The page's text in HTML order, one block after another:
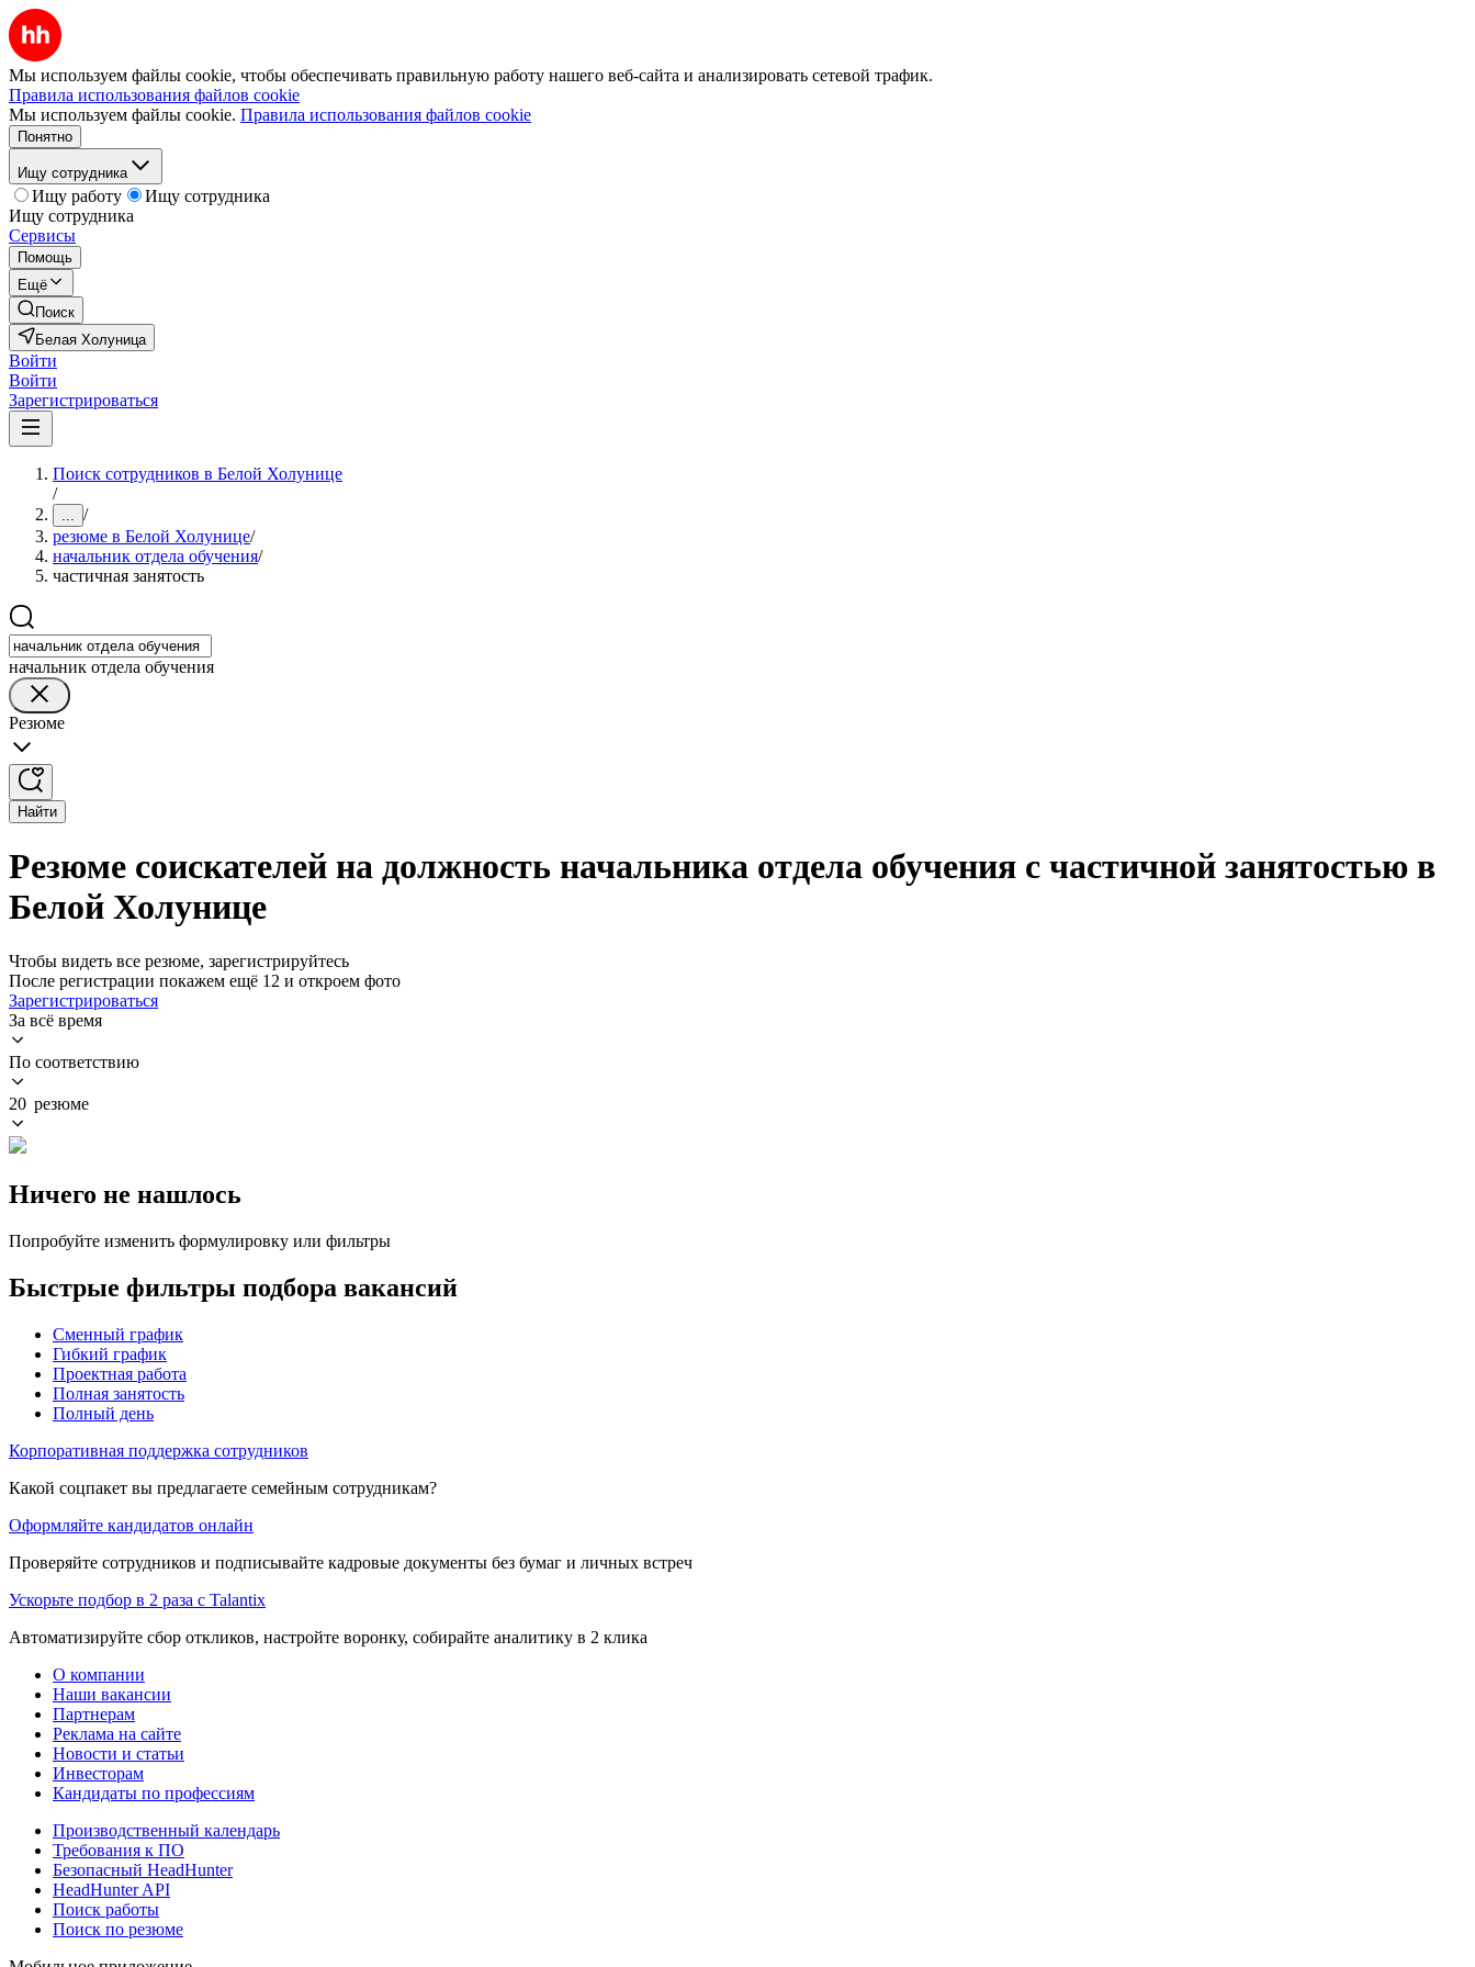
Мы используем файлы cookie, чтобы обеспечивать правильную работу нашего веб-сайта и анализировать сетевой трафик.
Правила использования файлов cookie
Мы используем файлы cookie. Правила использования файлов cookie
Понятно
Ищу сотрудника
Ищу работу
Ищу сотрудника
Ищу сотрудника
Сервисы
Помощь
Ещё
Поиск
Белая Холуница
Войти
Войти
Зарегистрироваться
Поиск сотрудников в Белой Холунице
/
... /
резюме в Белой Холунице/
начальник отдела обучения/
частичная занятость
начальник отдела обучения
Резюме
Найти
Резюме соискателей на должность начальника отдела обучения с частичной занятостью в
Белой Холунице
Чтобы видеть все резюме, зарегистрируйтесь
После регистрации покажем ещё 12 и откроем фото
Зарегистрироваться
За всё время
По соответствию
20 резюме
Ничего не нашлось
Попробуйте изменить формулировку или фильтры
Быстрые фильтры подбора вакансий
Сменный график
Гибкий график
Проектная работа
Полная занятость
Полный день
Корпоративная поддержка сотрудников
Какой соцпакет вы предлагаете семейным сотрудникам?
Оформляйте кандидатов онлайн
Проверяйте сотрудников и подписывайте кадровые документы без бумаг и личных встреч
Ускорьте подбор в 2 раза с Talantix
Автоматизируйте сбор откликов, настройте воронку, собирайте аналитику в 2 клика
О компании
Наши вакансии
Партнерам
Реклама на сайте
Новости и статьи
Инвесторам
Кандидаты по профессиям
Производственный календарь
Требования к ПО
Безопасный HeadHunter
HeadHunter API
Поиск работы
Поиск по резюме